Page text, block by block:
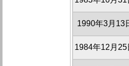
1990年3月13
1984年12月25